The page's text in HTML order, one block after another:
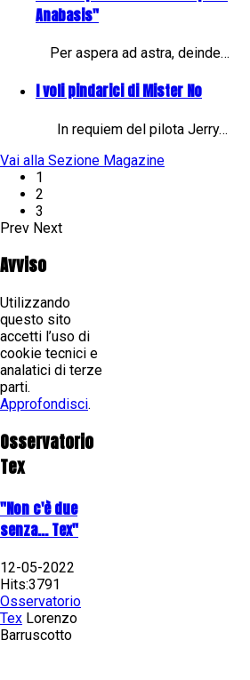
Anabasis"
Per aspera ad astra, deinde…
I voli pindarici di Mister No
In requiem del pilota Jerry…
Vai alla Sezione Magazine
1
2
3
Prev Next
Avviso
Utilizzando
questo sito
accetti l’uso di
cookie tecnici e
analatici di terze
parti.
Approfondisci.
Osservatorio
Tex
"Non c'è due
senza... Tex"
12-05-2022
Hits:3791
Osservatorio
Tex Lorenzo
Barruscotto